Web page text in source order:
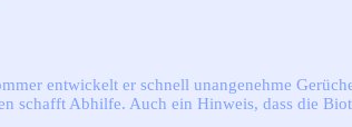
entwickelt er schnell unangenehme
schafft Abhilfe. Auch ein Hinweis, dass die